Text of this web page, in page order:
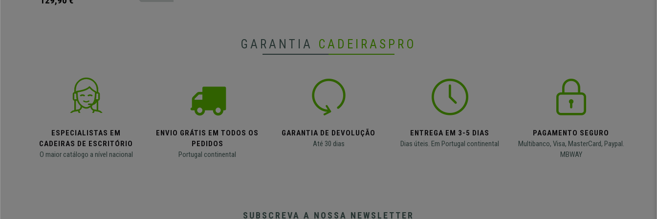
GARANTIA CADEIRASPRO
ESPECIALISTAS EM
CADEIRAS DE ESCRITÓRIO
O maior catálogo a nível nacional
ENVIO GRÁTIS EM TODOS OS
PEDIDOS
Portugal continental
GARANTIA DE DEVOLUÇÃO
Até 30 dias
ENTREGA EM 3-5 DIAS
Dias úteis. Em Portugal continental
PAGAMENTO SEGURO
Multibanco, Visa, MasterCard, Paypal.
MBWAY
SUBSCREVA A NOSSA NEWSLETTER